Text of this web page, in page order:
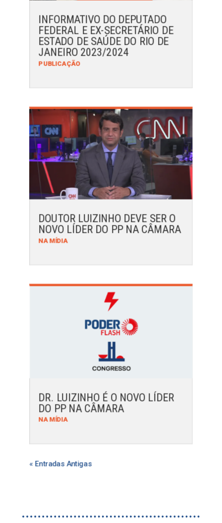
INFORMATIVO DO DEPUTADO
FEDERAL E EX-SECRETÁRIO DE
ESTADO DE SAÚDE DO RIO DE
JANEIRO 2023/2024
PUBLICAÇÃO
DOUTOR LUIZINHO DEVE SER O
NOVO LÍDER DO PP NA CÂMARA
NA MÍDIA
DR. LUIZINHO É O NOVO LÍDER
DO PP NA CÂMARA
NA MÍDIA
« Entradas Antigas